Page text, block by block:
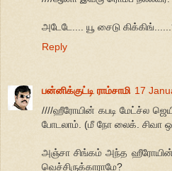
அடேடே.... யூ சைடு
Reply
பன்னிக்குட்டி ராம்சாமி 17
////ஹீரோயின் கபடி மேட்ச்ல
போடலாம். (மீ நோ லைக். சிவா
அஞ்சா சிங்கம் அந்த ஹீரோயின்
வெச்சிருக்காராமே?